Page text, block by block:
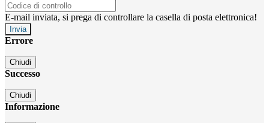
E-mail inviata, si prega di controllare la casella di posta elettronica!
Errore
Chiudi
Successo
Chiudi
Informazione